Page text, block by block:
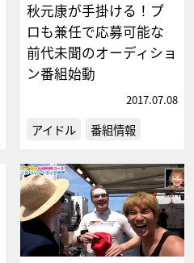
秋元康が手掛ける！プ
ロも兼任で応募可能な
前代未聞のオーディショ
ン番組始動
2017.07.08
アイドル 番組情報